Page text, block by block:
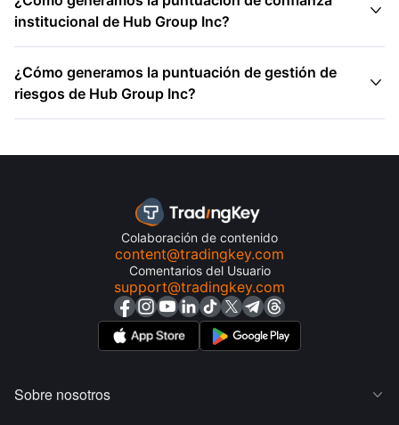
institucional de Hub Group Inc?

¿Cómo generamos la puntuación de gestión de
riesgos de Hub Group Inc?

Colaboración de contenido
content@tradingkey.com
Comentarios del Usuario
support@tradingkey.com
Sobre nosotros 